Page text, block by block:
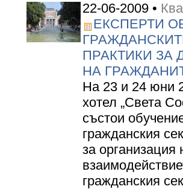
22-06-2009 •
ЕКСПЕРТИ
ПРАКТИКИ ЗА
НА
На 23 и 24 юни
хотел „Света
състои
гражданския
за организация
гражданския